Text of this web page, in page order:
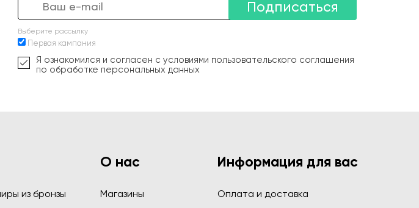
Подписаться
Выберите рассылку
Первая кампания
Я ознакомился и согласен с условиями пользовательского соглашения
по обработке персональных данных
из бронзы
О нас
Магазины
Информация для вас
Оплата и доставка